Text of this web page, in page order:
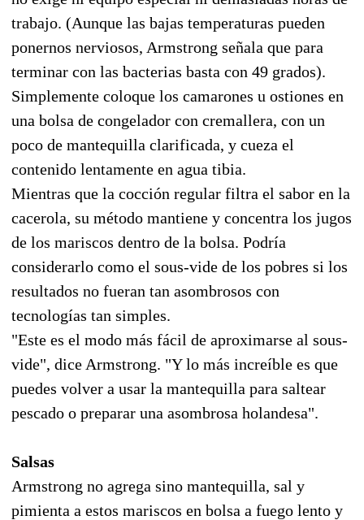
trabajo. (Aunque las bajas temperaturas pueden
ponernos nerviosos, Armstrong señala que para
terminar con las bacterias basta con 49 grados).
Simplemente coloque los camarones u ostiones en
una bolsa de congelador con cremallera, con un
poco de mantequilla clarificada, y cueza el
contenido lentamente en agua tibia.
Mientras que la cocción regular filtra el sabor en la
cacerola, su método mantiene y concentra los jugos
de los mariscos dentro de la bolsa. Podría
considerarlo como el sous-vide de los pobres si los
resultados no fueran tan asombrosos con
tecnologías tan simples.
"Este es el modo más fácil de aproximarse al sous-
vide", dice Armstrong. "Y lo más increíble es que
puedes volver a usar la mantequilla para saltear
pescado o preparar una asombrosa holandesa".
Salsas
Armstrong no agrega sino mantequilla, sal y
pimienta a estos mariscos en bolsa a fuego lento y